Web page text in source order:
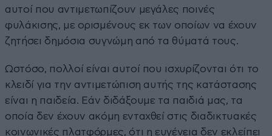
αυτοί που αντιμετωπίζουν μεγάλες ποινές
φυλάκισης, με ορισμένους εκ των οποίων να έχουν
ζητήσει δημόσια συγνώμη από τα θύματά τους.
Ωστόσο, πολλοί είναι αυτοί που ισχυρίζονται ότι το
κλειδί για την αντιμετώπιση αυτής της κατάστασης
είναι η παιδεία. Εάν διδάξουμε τα παιδιά μας, τα
οποία δεν έχουν ακόμη ενταχθεί στις διαδικτυακές
κοινωνικές πλατφόρμες, ότι η ευγένεια δεν εκλείπει